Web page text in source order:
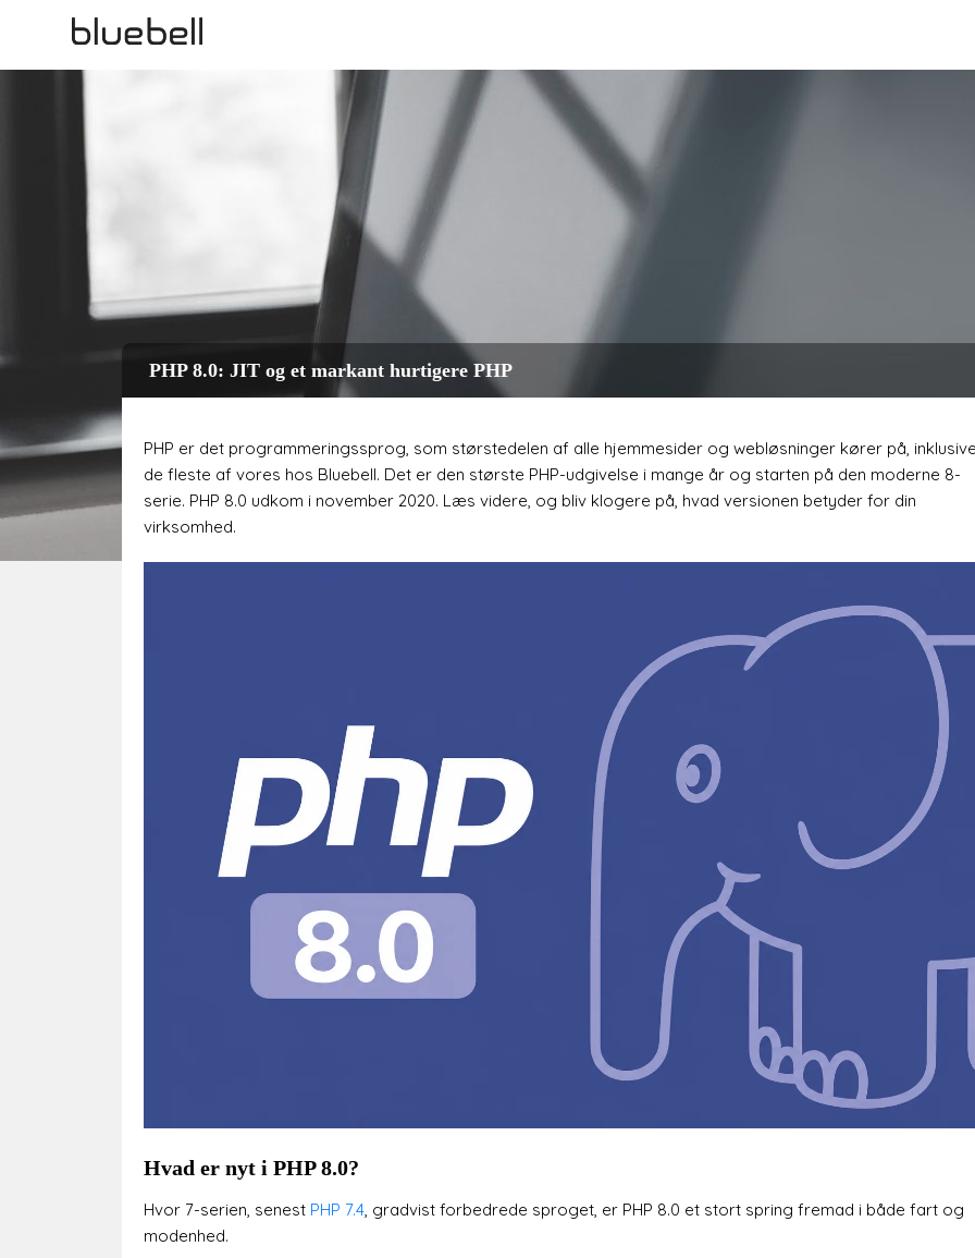
PHP 8.0: JIT og et markant hurtigere PHP
PHP er det programmeringssprog, som størstedelen af alle hjemmesider og webløsninger kører på,
de fleste af vores hos Bluebell. Det er den største PHP-udgivelse i mange år og starten på den moderne 8-
serie. PHP 8.0 udkom i november 2020. Læs videre, og bliv klogere på, hvad versionen betyder for din
virksomhed.
Hvad er nyt i PHP 8.0?
Hvor 7-serien, senest PHP 7.4, gradvist forbedrede sproget, er PHP 8.0 et stort spring fremad i både fart og
modenhed.